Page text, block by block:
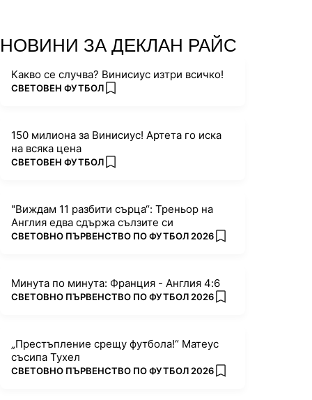
НОВИНИ ЗА ДЕКЛАН РАЙС
Какво се случва? Винисиус изтри всичко!
ПОВЕЧЕ ОТ
СВЕТОВЕН ФУТБОЛ add favorites
150 милиона за Винисиус! Артета го иска
на всяка цена
ПОВЕЧЕ ОТ
СВЕТОВЕН ФУТБОЛ add favorites
"Виждам 11 разбити сърца“: Треньор на
Англия едва сдържа сълзите си
ПОВЕЧЕ ОТ
СВЕТОВНО ПЪРВЕНСТВО ПО ФУТБОЛ 2026 add favorites
Минута по минута: Франция - Англия 4:6
ПОВЕЧЕ ОТ
СВЕТОВНО ПЪРВЕНСТВО ПО ФУТБОЛ 2026 add favorites
„Престъпление срещу футбола!“ Матеус
съсипа Тухел
ПОВЕЧЕ ОТ
СВЕТОВНО ПЪРВЕНСТВО ПО ФУТБОЛ 2026 add favorites